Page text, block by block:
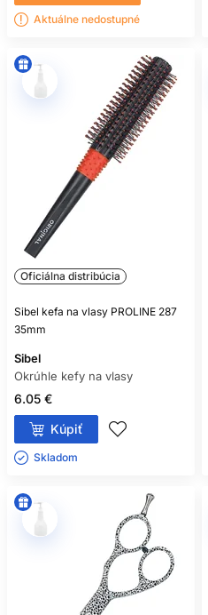
Aktuálne nedostupné
Oficiálna distribúcia
Sibel kefa na vlasy PROLINE 287
35mm
Sibel
Okrúhle kefy na vlasy
6.05 €
Kúpiť
Skladom ㅤ